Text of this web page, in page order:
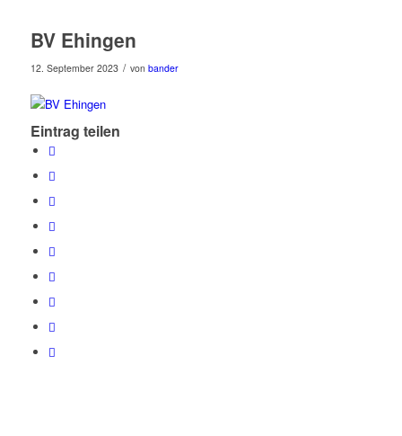
BV Ehingen
12. September 2023 / von bander
Eintrag teilen